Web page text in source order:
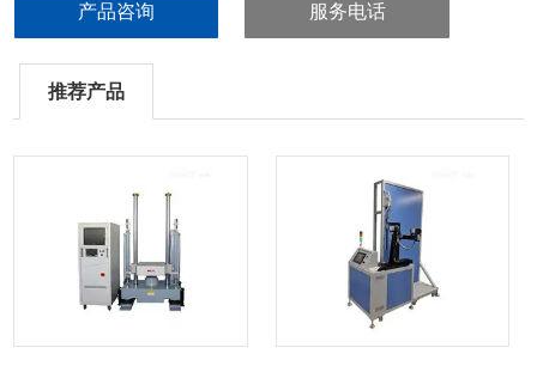
疗时间），生理参数（心率、血氧饱和度、呼吸、睡眠）等，通过
产品咨询 服务电话
推荐产品